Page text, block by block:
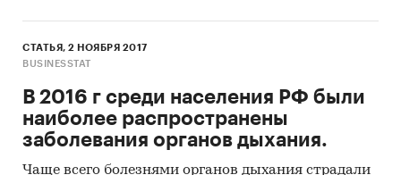
СТАТЬЯ, 2 НОЯБРЯ 2017
BUSINESSTAT
В 2016 г среди населения РФ были
наиболее распространены
заболевания органов дыхания.
Чаще всего болезнями органов дыхания страдали